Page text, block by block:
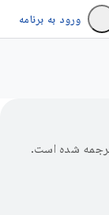
ورود به برنامه
شده است.